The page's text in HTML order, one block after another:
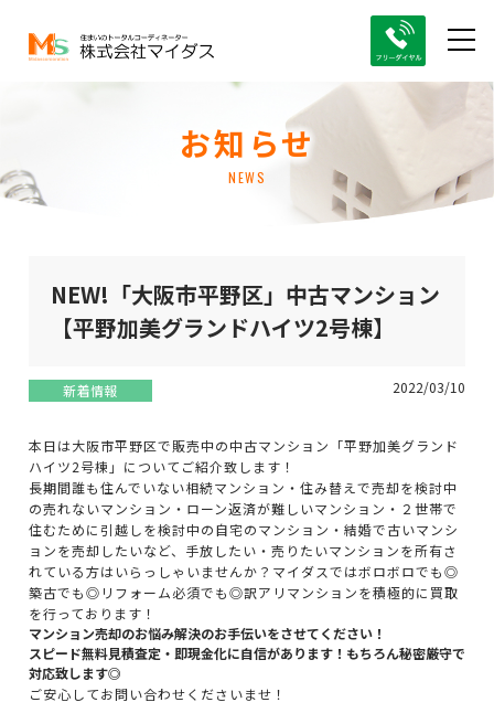
お知らせ
NEWS
NEW!「大阪市平野区」中古マンション
【平野加美グランドハイツ2号棟】
新着情報 2022/03/10
本日は大阪市平野区で販売中の中古マンション「平野加美グランド
ハイツ2号棟」についてご紹介致します！
長期間誰も住んでいない相続マンション・住み替えで売却を検討中
の売れないマンション・ローン返済が難しいマンション・２世帯で
住むために引越しを検討中の自宅のマンション・結婚で古いマンシ
ョンを売却したいなど、手放したい・売りたいマンションを所有さ
れている方はいらっしゃいませんか？マイダスではボロボロでも◎
築古でも◎リフォーム必須でも◎訳アリマンションを積極的に買取
を行っております！
マンション売却のお悩み解決のお手伝いをさせてください！
スピード無料見積査定・即現金化に自信があります！もちろん秘密厳守で
対応致します◎
ご安心してお問い合わせくださいませ！